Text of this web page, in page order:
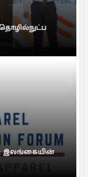
இலங்கையின்